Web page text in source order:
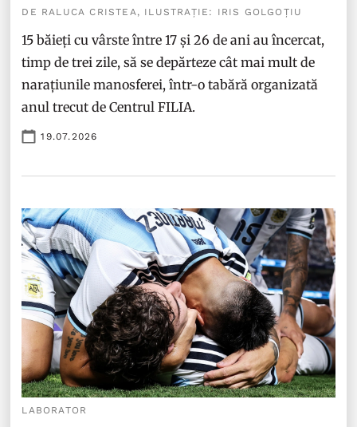
DE RALUCA CRISTEA, ILUSTRAȚIE: IRIS GOLGOȚIU
15 băieți cu vârste între 17 și 26 de ani au încercat,
timp de trei zile, să se depărteze cât mai mult de
narațiunile manosferei, într-o tabără organizată
anul trecut de Centrul FILIA.
19.07.2026
LABORATOR